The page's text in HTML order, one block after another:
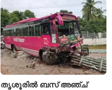
രഹാനെ
തൃശൂരിൽ ബസ് അഞ്ച്